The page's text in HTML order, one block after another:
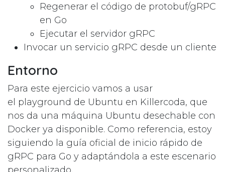
Regenerar el código de protobuf/gRPC
en Go
Ejecutar el servidor gRPC
Invocar un servicio gRPC desde un cliente
Entorno
Para este ejercicio vamos a usar
el playground de Ubuntu en Killercoda, que
nos da una máquina Ubuntu desechable con
Docker ya disponible. Como referencia, estoy
siguiendo la guía oficial de inicio rápido de
gRPC para Go y adaptándola a este escenario
personalizado.